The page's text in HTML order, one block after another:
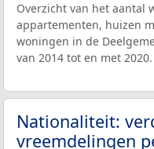
Overzicht van het aantal
appartementen, huizen
woningen in de
van 2014 tot en met 2020.
Nationaliteit:
vreemdelingen